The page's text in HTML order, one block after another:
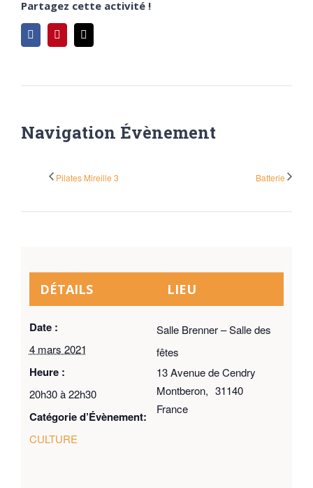
Partagez cette activité !
FacebookPinterest
Navigation Évènement
Pilates Mireille 3 Batterie
DÉTAILS
Date :
4 mars 2021
Heure :
20h30 à 22h30
Catégorie d’Évènement:
CULTURE
LIEU
Salle Brenner – Salle des
fêtes
13 Avenue de Cendry
Montberon, 31140
France